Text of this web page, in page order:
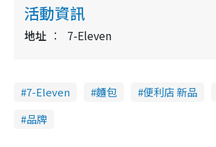
活動資訊
地址 7-Eleven
7-Eleven 麵包 便利店 新品
品牌